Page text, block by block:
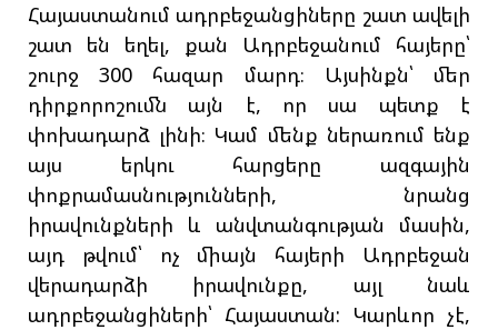
Հայաստանում ադրբեջանցիները շատ ավելի
շատ են եղել, քան Ադրբեջանում հայերը՝
շուրջ 300 հազար մարդ։ Այսինքն՝ մեր
դիրքորոշումն այն է, որ սա պետք է
փոխադարձ լինի։ Կամ մենք ներառում ենք
այս երկու հարցերը ազգային
փոքրամասնությունների, նրանց
իրավունքների և անվտանգության մասին,
այդ թվում՝ ոչ միայն հայերի Ադրբեջան
վերադարձի իրավունքը, այլ նաև
ադրբեջանցիների՝ Հայաստան: Կարևոր չէ,